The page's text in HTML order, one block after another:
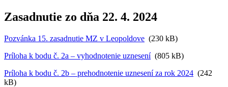
Zasadnutie zo dňa 22. 4. 2024
Pozvánka 15. zasadnutie MZ v Leopoldove (230 kB)
Príloha k bodu č. 2a – vyhodnotenie uznesení(805 kB)
Príloha k bodu č. 2b – prehodnotenie uznesení za rok 2024 (242
kB)